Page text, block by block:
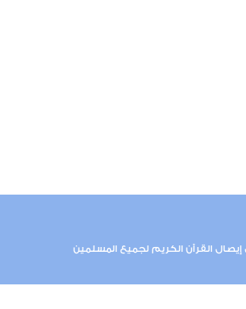
القرآن الكريم لجميع المسلمين